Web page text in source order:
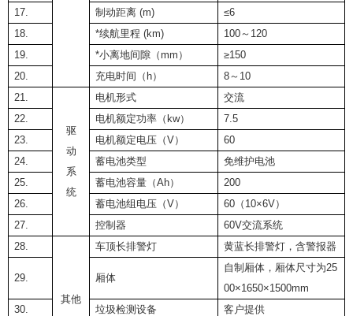
17.
制动距离 (m)
≤6
18.
*续航里程 (km)
100～120
19.
*小离地间隙（mm）
≥150
20.
充电时间（h）
8～10
21.
驱
动
系
统
电机形式
交流
22.
电机额定功率（kw）
7.5
23.
电机额定电压（V）
60
24.
蓄电池类型
免维护电池
25.
蓄电池容量（Ah）
200
26.
蓄电池组电压（V）
60（10×6V）
27.
控制器
60V交流系统
28.
其他
车顶长排警灯 黄蓝长排警灯，含警报器
29. 厢体
自制厢体，厢体尺寸为25
00×1650×1500mm
30.
垃圾检测设备
客户提供